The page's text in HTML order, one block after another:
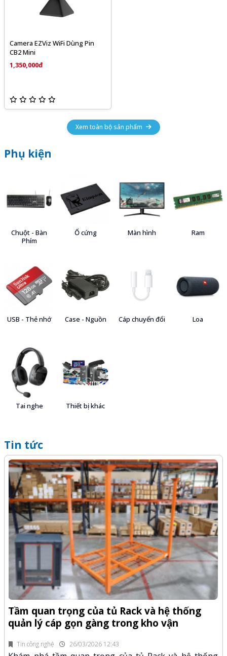
Camera EZViz WiFi Dùng Pin
CB2 Mini
1,350,000đ
Xem toàn bộ sản phẩm
Phụ kiện
Chuột - Bàn
Phím
Ổ cứng Màn hình Ram
USB - Thẻ nhớ Case - Nguồn Cáp chuyển đổi Loa
Tai nghe Thiết bị khác
Tin tức
Tin công nghệ 26/03/2026 12:43
Tầm quan trọng của tủ Rack và hệ thống
quản lý cáp gọn gàng trong kho vận